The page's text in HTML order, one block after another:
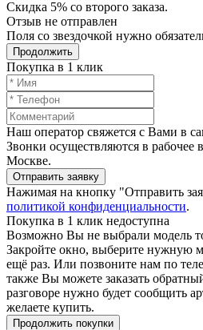
Скидка 5% со второго заказа.
Отзыв не отправлен
Поля со звездочкой нужно
Продолжить
Покупка в 1 клик
Наш оператор свяжется с Вами в
Звонки осуществляются в рабочее
Москве.
Отправить заявку
Нажимая на кнопку "Отправить
политикой конфиденциальности.
Покупка в 1 клик недоступна
Возможно Вы не выбрали модель
Закройте окно, выберите нужную
ещё раз. Или позвоните нам по
также Вы можете заказать
разговоре нужно будет сообщить
желаете купить.
Продолжить покупки